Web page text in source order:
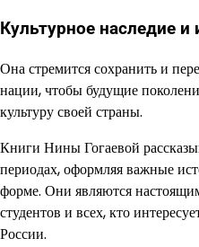
Культурное наследие и
Она стремится сохранить и
нации, чтобы будущие
культуру своей страны.
Книги Нины Гогаевой
периодах, оформляя важные
форме. Они являются
студентов и всех, кто
России.